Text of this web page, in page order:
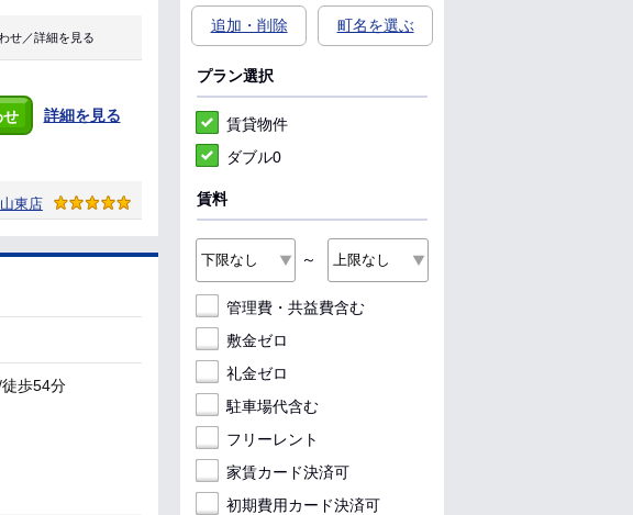
せ／詳細を見る
せ 詳細を見る
東店
歩54分
追加・削除 町名を選ぶ
プラン選択
賃貸物件
ダブル0
賃料
～
管理費・共益費含む
敷金ゼロ
礼金ゼロ
駐車場代含む
フリーレント
家賃カード決済可
初期費用カード決済可